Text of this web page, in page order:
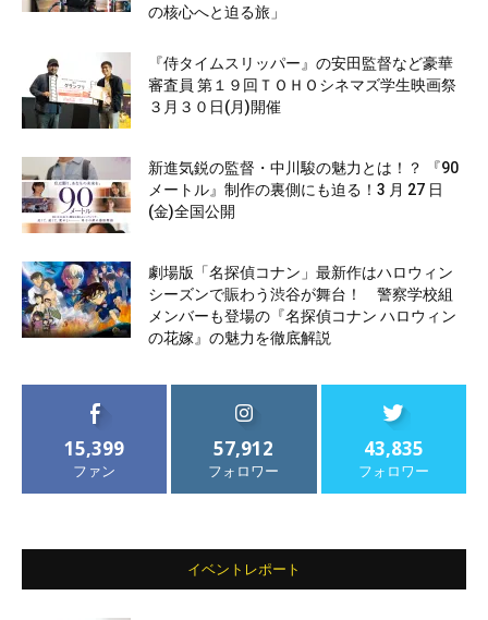
の核心へと迫る旅」
『侍タイムスリッパー』の安田監督など豪華
審査員 第１９回ＴＯＨＯシネマズ学生映画祭
３月３０日(月)開催
新進気鋭の監督・中川駿の魅力とは！？ 『90
メートル』制作の裏側にも迫る！3 月 27 日
(金)全国公開
劇場版「名探偵コナン」最新作はハロウィン
シーズンで賑わう渋谷が舞台！ 警察学校組
メンバーも登場の『名探偵コナン ハロウィン
の花嫁』の魅力を徹底解説
15,399
ファン
57,912
フォロワー
43,835
フォロワー
イベントレポート